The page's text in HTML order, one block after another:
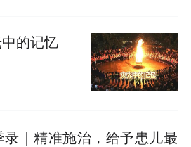
的记忆
录｜精准施治，给予患儿最